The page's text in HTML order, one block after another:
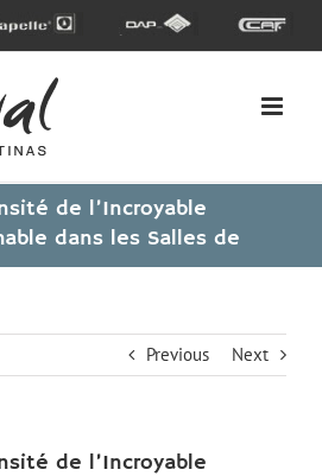
Grupo
Dap
Caf
de l’Incroyable
dans les Salles de
Previous Next
de l’Incroyable